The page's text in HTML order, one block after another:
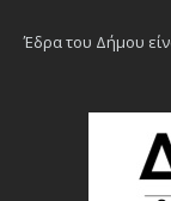
Έδρα του Δήμου